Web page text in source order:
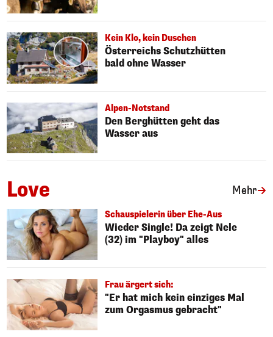
Kein Klo, kein Duschen
Österreichs Schutzhütten
bald ohne Wasser
Alpen-Notstand
Den Berghütten geht das
Wasser aus
Love Mehr
Schauspielerin über Ehe-Aus
Wieder Single! Da zeigt Nele
(32) im "Playboy" alles
Frau ärgert sich:
"Er hat mich kein einziges Mal
zum Orgasmus gebracht"